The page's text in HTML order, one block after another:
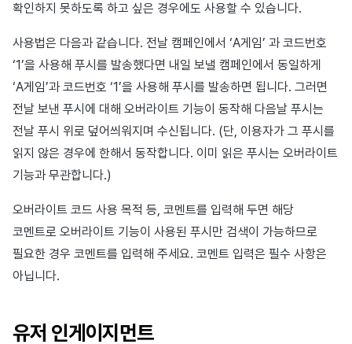
확인하지 못하도록 하고 싶은 경우에도 사용할 수 있습니다.
사용법은 다음과 같습니다. 전날 캠페인에서 ‘A게임’ 과 코드번호
‘1’을 사용해 푸시를 발송했다면 내일 보낼 캠페인에서 동일하게
‘A게임’과 코드번호 ‘1’을 사용해 푸시를 발송하면 됩니다. 그러면
전날 보낸 푸시에 대해 오버라이트 기능이 동작해 다음날 푸시는
전날 푸시 위로 덮어씌워지며 수신됩니다. (단, 이용자가 그 푸시를
읽지 않은 경우에 한해서 동작합니다. 이미 읽은 푸시는 오버라이트
기능과 무관합니다.)
오버라이트 코드 사용 목적 등, 코멘트를 입력해 두면 해당
코멘트로 오버라이트 기능이 사용된 푸시만 검색이 가능하므로
필요한 경우 코멘트를 입력해 주세요. 코멘트 입력은 필수 사항은
아닙니다.
유저 인게이지먼트